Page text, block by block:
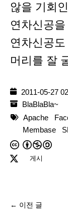
않을 기회
연차신공
연차신공
머리를 잘
2011-05-27
BlaBlaBla~
Apache
Membase
게시
← 이전 글